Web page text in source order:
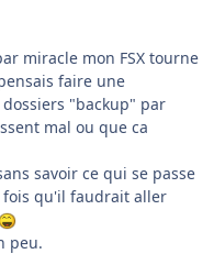
miracle mon FSX tourne
faire une
"backup" par
mal ou que ca
savoir ce qui se passe
fois qu'il faudrait aller
peu.